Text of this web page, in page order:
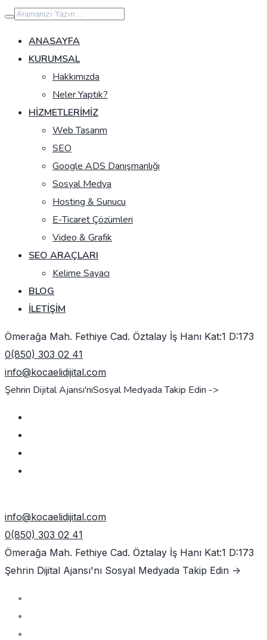
İçeriğe
geç
ANASAYFA
KURUMSAL
Hakkımızda
Neler Yaptık?
HIZMETLERIMIZ
Web Tasarım
SEO
Google ADS Danışmanlığı
Sosyal Medya
Hosting & Sunucu
E-Ticaret Çözümleri
Video & Grafik
SEO ARAÇLARI
Kelime Sayacı
BLOG
İLETIŞIM
Ömerağa Mah. Fethiye Cad. Öztalay İş Hanı Kat:1 D:173
0(850) 303 02 41
info@kocaelidijital.com
Şehrin Dijital Ajansı'nıSosyal Medyada Takip Edin ->
info@kocaelidijital.com
0(850) 303 02 41
Ömerağa Mah. Fethiye Cad. Öztalay İş Hanı Kat:1 D:173
Şehrin Dijital Ajansı'nı Sosyal Medyada Takip Edin ->